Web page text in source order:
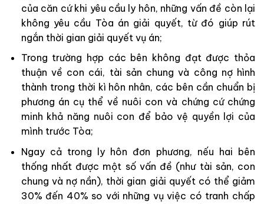
của căn cứ khi yêu cầu ly hôn, những vấn đề còn lại
không yêu cầu Tòa án giải quyết, từ đó giúp rút
ngắn thời gian giải quyết vụ án;
Trong trường hợp các bên không đạt được thỏa
thuận về con cái, tài sản chung và công nợ hình
thành trong thời kì hôn nhân, các bên cần chuẩn bị
phương án cụ thể về nuôi con và chứng cứ chứng
minh khả năng nuôi con để bảo vệ quyền lợi của
mình trước Tòa;
Ngay cả trong ly hôn đơn phương, nếu hai bên
thống nhất được một số vấn đề (như tài sản, con
chung và nợ nần), thời gian giải quyết có thể giảm
30% đến 40% so với những vụ việc có tranh chấp